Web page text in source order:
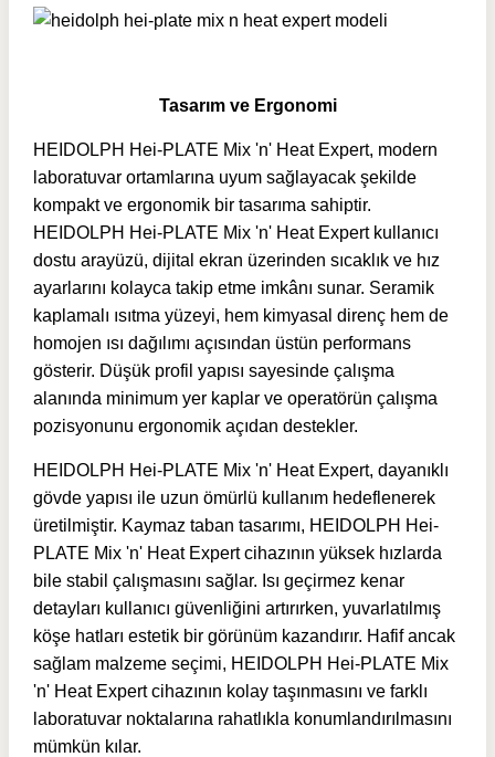
Tasarım ve Ergonomi
HEIDOLPH Hei-PLATE Mix 'n' Heat Expert, modern
laboratuvar ortamlarına uyum sağlayacak şekilde
kompakt ve ergonomik bir tasarıma sahiptir.
HEIDOLPH Hei-PLATE Mix 'n' Heat Expert kullanıcı
dostu arayüzü, dijital ekran üzerinden sıcaklık ve hız
ayarlarını kolayca takip etme imkânı sunar. Seramik
kaplamalı ısıtma yüzeyi, hem kimyasal direnç hem de
homojen ısı dağılımı açısından üstün performans
gösterir. Düşük profil yapısı sayesinde çalışma
alanında minimum yer kaplar ve operatörün çalışma
pozisyonunu ergonomik açıdan destekler.
HEIDOLPH Hei-PLATE Mix 'n' Heat Expert, dayanıklı
gövde yapısı ile uzun ömürlü kullanım hedeflenerek
üretilmiştir. Kaymaz taban tasarımı, HEIDOLPH Hei-
PLATE Mix 'n' Heat Expert cihazının yüksek hızlarda
bile stabil çalışmasını sağlar. Isı geçirmez kenar
detayları kullanıcı güvenliğini artırırken, yuvarlatılmış
köşe hatları estetik bir görünüm kazandırır. Hafif ancak
sağlam malzeme seçimi, HEIDOLPH Hei-PLATE Mix
'n' Heat Expert cihazının kolay taşınmasını ve farklı
laboratuvar noktalarına rahatlıkla konumlandırılmasını
mümkün kılar.